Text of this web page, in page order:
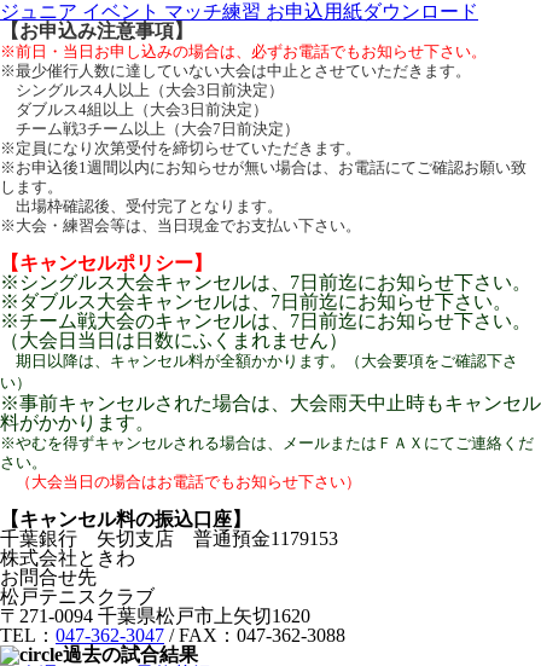
ジュニア イベント マッチ練習 お申込用紙ダウンロード
【お申込み注意事項】
※前日・当日お申し込みの場合は、必ずお電話でもお知らせ下さい。
※最少催行人数に達していない大会は中止とさせていただきます。
シングルス4人以上（大会3日前決定）
ダブルス4組以上（大会3日前決定）
チーム戦3チーム以上（大会7日前決定）
※定員になり次第受付を締切らせていただきます。
※お申込後1週間以内にお知らせが無い場合は、お電話にてご確認お願い致
します。
出場枠確認後、受付完了となります。
※大会・練習会等は、当日現金でお支払い下さい。
【キャンセルポリシー】
※シングルス大会キャンセルは、7日前迄にお知らせ下さい。
※ダブルス大会キャンセルは、7日前迄にお知らせ下さい。
※チーム戦大会のキャンセルは、7日前迄にお知らせ下さい。
（大会日当日は日数にふくまれません）
期日以降は、キャンセル料が全額かかります。（大会要項をご確認下さ
い）
※事前キャンセルされた場合は、大会雨天中止時もキャンセル
料がかかります。
※やむを得ずキャンセルされる場合は、メールまたはＦＡＸにてご連絡くだ
さい。
（大会当日の場合はお電話でもお知らせ下さい）
【キャンセル料の振込口座】
千葉銀行 矢切支店 普通預金1179153
株式会社ときわ
お問合せ先
松戸テニスクラブ
〒271-0094 千葉県松戸市上矢切1620
TEL： 047-362-3047 / FAX：047-362-3088
過去の試合結果